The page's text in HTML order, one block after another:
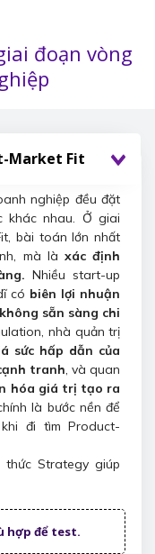
đoạn vòng
nghiệp đều đặt
khác nhau. Ở giai
bài toán lớn nhất
mà là xác định
Nhiều start-up
có biên lợi nhuận
không sẵn sàng chi
nhà quản trị
sức hấp dẫn của
tranh, và quan
hóa giá trị tạo ra
là bước nền để
đi tìm Product-
thức Strategy giúp
hợp để test.
Market Fit